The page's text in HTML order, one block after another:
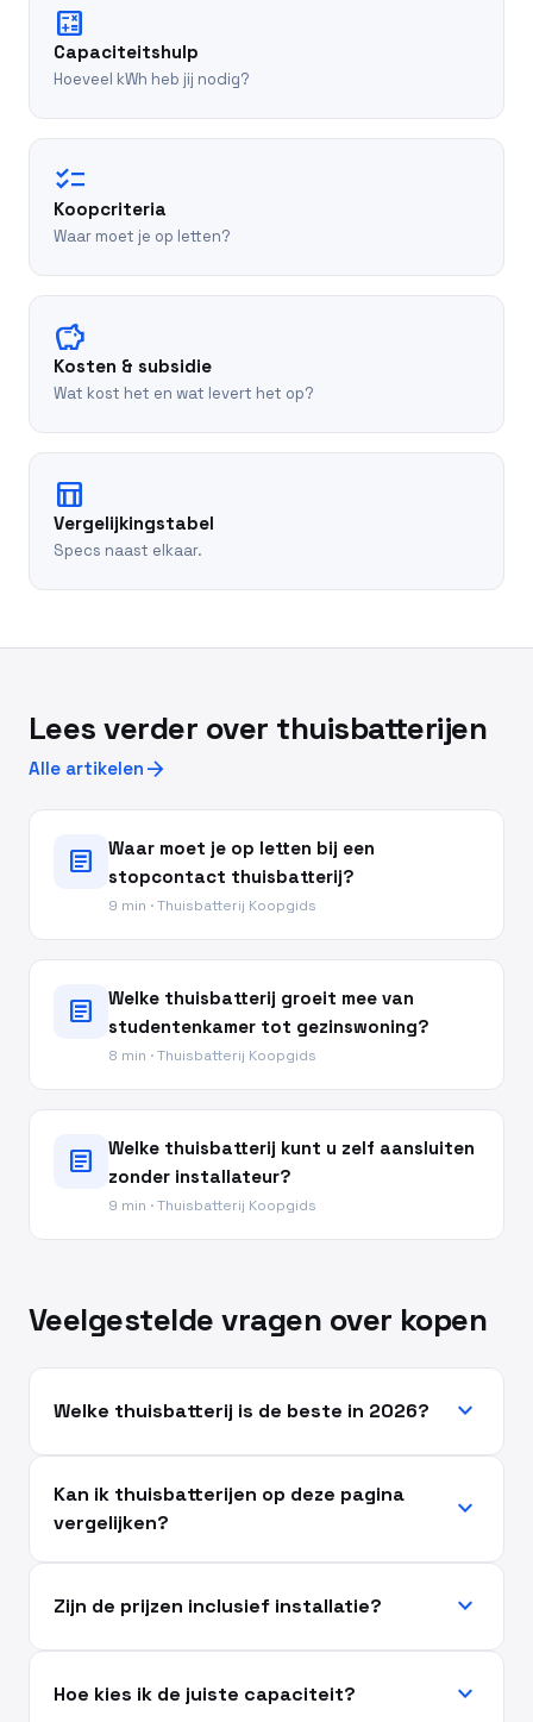
calculate
Capaciteitshulp
Hoeveel kWh heb jij nodig?
checklist
Koopcriteria
Waar moet je op letten?
savings
Kosten & subsidie
Wat kost het en wat levert het op?
table_chart
Vergelijkingstabel
Specs naast elkaar.
Lees verder over thuisbatterijen
Alle artikelen arrow_forward
article
Waar moet je op letten bij een
stopcontact thuisbatterij?
9 min · Thuisbatterij Koopgids
article
Welke thuisbatterij groeit mee van
studentenkamer tot gezinswoning?
8 min · Thuisbatterij Koopgids
article
Welke thuisbatterij kunt u zelf aansluiten
zonder installateur?
9 min · Thuisbatterij Koopgids
Veelgestelde vragen over kopen
Welke thuisbatterij is de beste in 2026? expand_more
Kan ik thuisbatterijen op deze pagina
vergelijken?
expand_more
Zijn de prijzen inclusief installatie? expand_more
Hoe kies ik de juiste capaciteit? expand_more